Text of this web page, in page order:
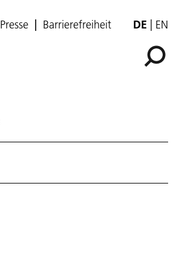
Presse Barrierefreiheit DE EN